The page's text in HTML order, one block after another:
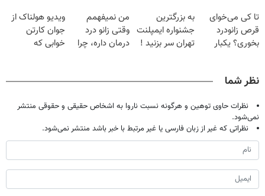
میلیون تومان!!!
خانگی
صحبت کنید)
تا کی می‌خوای
قرص زانودرد
بخوری؟ یکبار
به بزرگترین
جشنواره ایمپلنت
تهران سر بزنید !
من نمیفهمم
وقتی زانو درد
درمان داره، چرا
ویدیو هولناک از
جوان کارتن
خوابی که
نظر شما
نظرات حاوی توهین و هرگونه نسبت ناروا به اشخاص حقیقی و حقوقی منتشر
نمی‌شود.
نظراتی که غیر از زبان فارسی یا غیر مرتبط با خبر باشد منتشر نمی‌شود.